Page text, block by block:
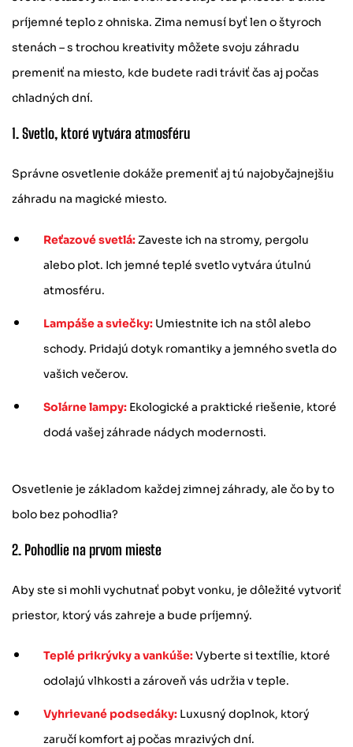
príjemné teplo z ohniska. Zima nemusí byť len o štyroch
stenách – s trochou kreativity môžete svoju záhradu
premeniť na miesto, kde budete radi tráviť čas aj počas
chladných dní.
1. Svetlo, ktoré vytvára atmosféru
Správne osvetlenie dokáže premeniť aj tú najobyčajnejšiu
záhradu na magické miesto.
Reťazové svetlá:Zaveste ich na stromy, pergolu
alebo plot. Ich jemné teplé svetlo vytvára útulnú
atmosféru.
Lampáše a sviečky: Umiestnite ich na stôl alebo
schody. Pridajú dotyk romantiky a jemného svetla do
vašich večerov.
Solárne lampy: Ekologické a praktické riešenie, ktoré
dodá vašej záhrade nádych modernosti.
Osvetlenie je základom každej zimnej záhrady, ale čo by to
bolo bez pohodlia?
2. Pohodlie na prvom mieste
Aby ste si mohli vychutnať pobyt vonku, je dôležité vytvoriť
priestor, ktorý vás zahreje a bude príjemný.
Teplé prikrývky a vankúše:Vyberte si textílie, ktoré
odolajú vlhkosti a zároveň vás udržia v teple.
Vyhrievané podsedáky: Luxusný doplnok, ktorý
zaručí komfort aj počas mrazivých dní.